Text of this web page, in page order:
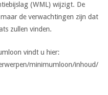
(WML) wijzigt. De
de verwachtingen zijn dat
zullen vinden.
vindt u hier:
minimumloon/inhoud/